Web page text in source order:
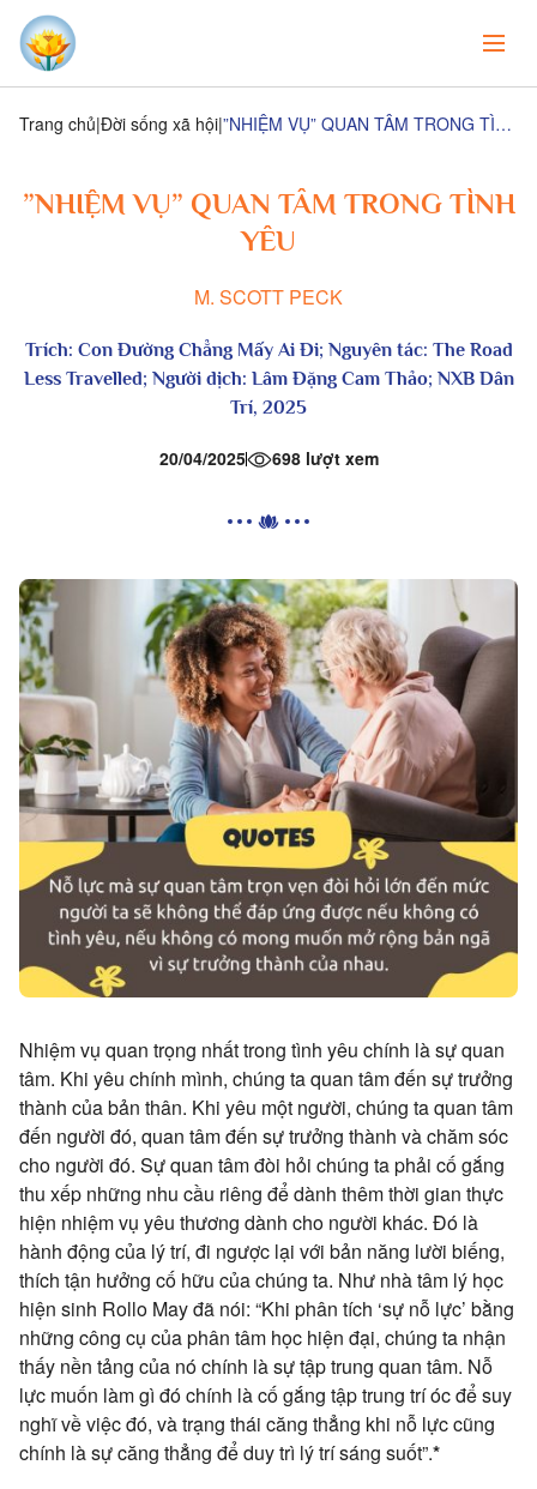
Trang chủ Đời sống xã hội ”NHIỆM VỤ” QUAN TÂM TRONG TÌNH YÊU
”NHIỆM VỤ” QUAN TÂM TRONG TÌNH
YÊU
M. SCOTT PECK
Trích: Con Đường Chẳng Mấy Ai Đi; Nguyên tác: The Road
Less Travelled; Người dịch: Lâm Đặng Cam Thảo; NXB Dân
Trí, 2025
20/04/2025 698 lượt xem
Nhiệm vụ quan trọng nhất trong tình yêu chính là sự quan
tâm. Khi yêu chính mình, chúng ta quan tâm đến sự trưởng
thành của bản thân. Khi yêu một người, chúng ta quan tâm
đến người đó, quan tâm đến sự trưởng thành và chăm sóc
cho người đó. Sự quan tâm đòi hỏi chúng ta phải cố gắng
thu xếp những nhu cầu riêng để dành thêm thời gian thực
hiện nhiệm vụ yêu thương dành cho người khác. Đó là
hành động của lý trí, đi ngược lại với bản năng lười biếng,
thích tận hưởng cố hữu của chúng ta. Như nhà tâm lý học
hiện sinh Rollo May đã nói: “Khi phân tích ‘sự nỗ lực’ bằng
những công cụ của phân tâm học hiện đại, chúng ta nhận
thấy nền tảng của nó chính là sự tập trung quan tâm. Nỗ
lực muốn làm gì đó chính là cố gắng tập trung trí óc để suy
nghĩ về việc đó, và trạng thái căng thẳng khi nỗ lực cũng
chính là sự căng thẳng để duy trì lý trí sáng suốt”.*